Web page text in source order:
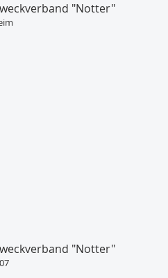
"Notter"
"Notter"